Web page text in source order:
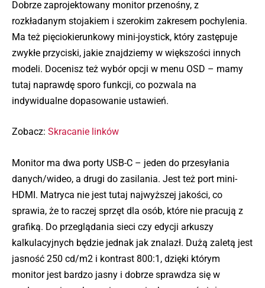
Dobrze zaprojektowany monitor przenośny, z
rozkładanym stojakiem i szerokim zakresem pochylenia.
Ma też pięciokierunkowy mini-joystick, który zastępuje
zwykłe przyciski, jakie znajdziemy w większości innych
modeli. Docenisz też wybór opcji w menu OSD – mamy
tutaj naprawdę sporo funkcji, co pozwala na
indywidualne dopasowanie ustawień.
Zobacz: Skracanie linków
Monitor ma dwa porty USB-C – jeden do przesyłania
danych/wideo, a drugi do zasilania. Jest też port mini-
HDMI. Matryca nie jest tutaj najwyższej jakości, co
sprawia, że to raczej sprzęt dla osób, które nie pracują z
grafiką. Do przeglądania sieci czy edycji arkuszy
kalkulacyjnych będzie jednak jak znalazł. Dużą zaletą jest
jasność 250 cd/m2 i kontrast 800:1, dzięki którym
monitor jest bardzo jasny i dobrze sprawdza się w